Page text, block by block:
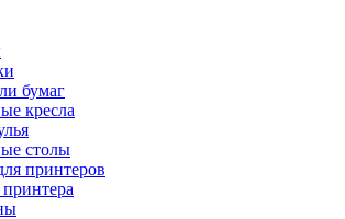
бумаг
кресла
столы
принтеров